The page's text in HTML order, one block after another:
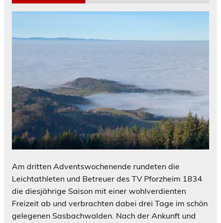
Am dritten Adventswochenende rundeten die
Leichtathleten und Betreuer des TV Pforzheim 1834
die diesjährige Saison mit einer wohlverdienten
Freizeit ab und verbrachten dabei drei Tage im schön
gelegenen Sasbachwalden. Nach der Ankunft und